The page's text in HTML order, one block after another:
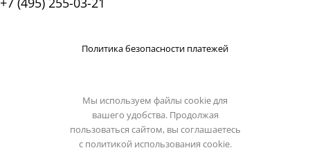
Политика безопасности платежей
Мы используем файлы cookie для
вашего удобства. Продолжая
пользоваться сайтом, вы соглашаетесь
с политикой использования cookie.